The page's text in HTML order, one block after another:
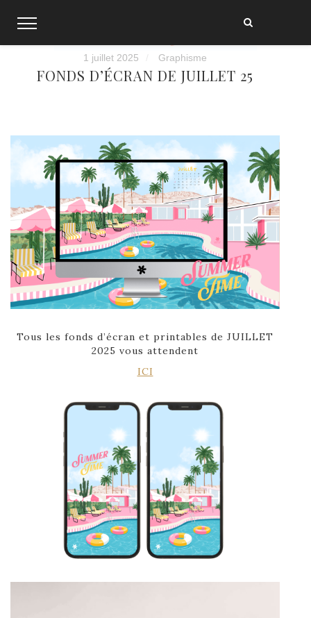
1 juillet 2025 Graphisme
FONDS D’ÉCRAN DE JUILLET 25
Tous les fonds d’écran et printables de JUILLET
2025 vous attendent
ICI